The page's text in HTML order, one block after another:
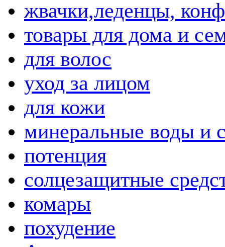
жвачки,леденцы,
товары для дома и
для волос
уход за лицом
для кожи
минеральные воды и
потенция
солцезащитные
комары
похудение